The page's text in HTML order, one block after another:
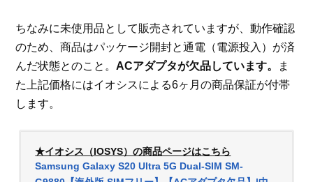
ちなみに未使用品として販売されていますが、動作確認
のため、商品はパッケージ開封と通電（電源投入）が済
んだ状態とのこと。ACアダプタが欠品しています。
ま
た上記価格にはイオシスによる6ヶ月の商品保証が付帯
します。
★イオシス（IOSYS）の商品ページはこちら
Samsung Galaxy S20 Ultra 5G Dual-SIM SM-